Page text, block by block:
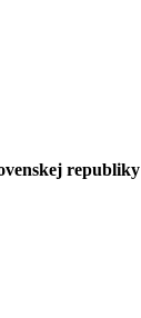
republiky